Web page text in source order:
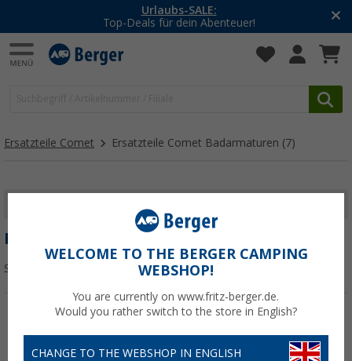
Urlaubs-SALE:
Top-Deals für dein Abenteuer!
Ersatzteile Comet Ersatzteile Comet Badarmaturen (7)
ERSATZTEILE COMET BADARMATUREN
Sortieren:
WELCOME TO THE BERGER CAMPING
WEBSHOP!
You are currently on www.fritz-berger.de.
Would you rather switch to the store in English?
CHANGE TO THE WEBSHOP IN ENGLISH